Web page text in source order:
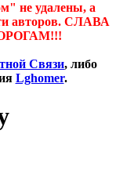
не удалены, а
авторов. СЛАВА
Связи, либо
Lghomer.